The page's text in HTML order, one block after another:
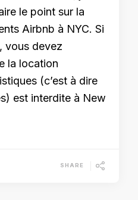
le point sur la
Airbnb à NYC. Si
vous devez
la location
(c’est à dire
est interdite à New
SHARE